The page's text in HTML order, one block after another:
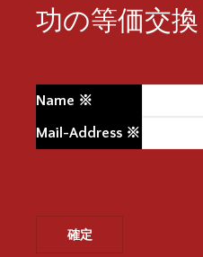
功の等価交換
Name ※
Mail-Address ※